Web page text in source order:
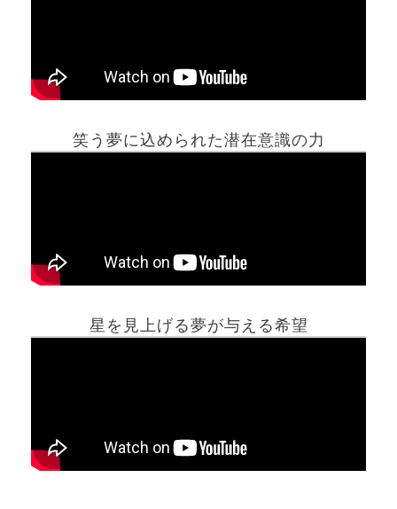
笑う夢に込められた潜在意識の力
星を見上げる夢が与える希望
ホーム
最新記事動画